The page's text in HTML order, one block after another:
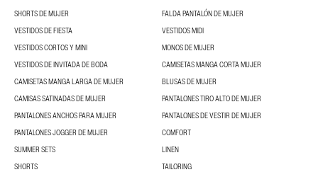
SHORTS DE MUJER
FALDA PANTALÓN DE MUJER
VESTIDOS DE FIESTA
VESTIDOS MIDI
VESTIDOS CORTOS Y MINI
MONOS DE MUJER
VESTIDOS DE INVITADA DE BODA
CAMISETAS MANGA CORTA MUJER
CAMISETAS MANGA LARGA DE MUJER
BLUSAS DE MUJER
CAMISAS SATINADAS DE MUJER
PANTALONES TIRO ALTO DE MUJER
PANTALONES ANCHOS PARA MUJER
PANTALONES DE VESTIR DE MUJER
PANTALONES JOGGER DE MUJER
COMFORT
SUMMER SETS
LINEN
SHORTS
TAILORING